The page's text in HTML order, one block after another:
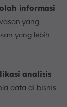
informasi
yang
yang lebih
analisis
data di bisnis